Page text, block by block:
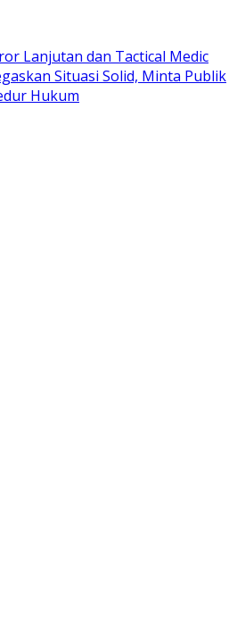
Lanjutan dan Tactical Medic
Situasi Solid, Minta Publik
Hukum